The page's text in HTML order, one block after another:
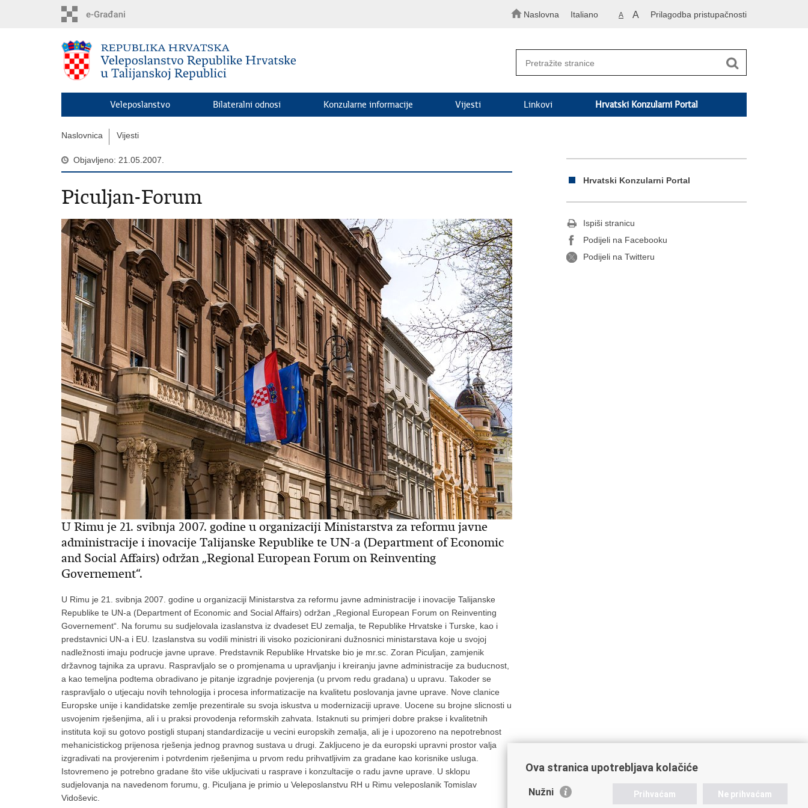
Naslovna Italiano A A Prilagodba pristupačnosti
Veleposlanstvo Bilateralni odnosi Konzularne informacije Vijesti Linkovi Hrvatski Konzularni Portal
Naslovnica Vijesti
Objavljeno: 21.05.2007.
Piculjan-Forum
U Rimu je 21. svibnja 2007. godine u organizaciji Ministarstva za reformu javne
administracije i inovacije Talijanske Republike te UN-a (Department of Economic
and Social Affairs) održan „Regional European Forum on Reinventing
Governement“.
U Rimu je 21. svibnja 2007. godine u organizaciji Ministarstva za reformu javne administracije i inovacije Talijanske
Republike te UN-a (Department of Economic and Social Affairs) održan „Regional European Forum on Reinventing
Governement“. Na forumu su sudjelovala izaslanstva iz dvadeset EU zemalja, te Republike Hrvatske i Turske, kao i
predstavnici UN-a i EU. Izaslanstva su vodili ministri ili visoko pozicionirani dužnosnici ministarstava koje u svojoj
nadležnosti imaju podrucje javne uprave. Predstavnik Republike Hrvatske bio je mr.sc. Zoran Piculjan, zamjenik
državnog tajnika za upravu. Raspravljalo se o promjenama u upravljanju i kreiranju javne administracije za buducnost,
a kao temeljna podtema obradivano je pitanje izgradnje povjerenja (u prvom redu gradana) u upravu. Takoder se
raspravljalo o utjecaju novih tehnologija i procesa informatizacije na kvalitetu poslovanja javne uprave. Nove clanice
Europske unije i kandidatske zemlje prezentirale su svoja iskustva u modernizaciji uprave. Uocene su brojne slicnosti u
usvojenim rješenjima, ali i u praksi provodenja reformskih zahvata. Istaknuti su primjeri dobre prakse i kvalitetnih
instituta koji su gotovo postigli stupanj standardizacije u vecini europskih zemalja, ali je i upozoreno na nepotrebnost
mehanicistickog prijenosa rješenja jednog pravnog sustava u drugi. Zakljuceno je da europski upravni prostor valja
izgradivati na provjerenim i potvrdenim rješenjima u prvom redu prihvatljivim za gradane kao korisnike usluga.
Istovremeno je potrebno gradane što više ukljucivati u rasprave i konzultacije o radu javne uprave. U sklopu
sudjelovanja na navedenom forumu, g. Piculjana je primio u Veleposlanstvu RH u Rimu veleposlanik Tomislav
Vidoševic.
Hrvatski Konzularni Portal
Ispiši stranicu
Podijeli na Facebooku
Podijeli na Twitteru
Ova stranica upotrebljava kolačiće
Nužni Prihvaćam Ne prihvaćam